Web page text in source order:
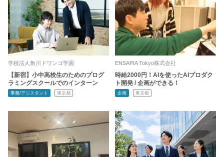
学校法人角川ドワンゴ学園
【新宿】小中高校生のためのプログ
ラミングスクールでのインターン
事務/アシスタント 東京都
ENSAPIA Tokyo株式会社
時給2000円！AIを使ったAIプロダク
ト開発 / 企画ができる！
企画 東京都